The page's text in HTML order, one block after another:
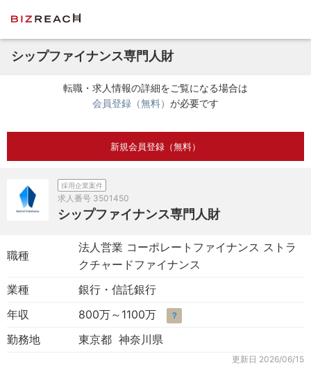
シップファイナンス専門人財
転職・求人情報の詳細をご覧になる場合は
会員登録（無料） が必要です
新規会員登録（無料）
採用企業案件
求人番号 3501450
シップファイナンス専門人財
職種
法人営業 コーポレートファイナンス ストラ
クチャードファイナンス
業種
銀行・信託銀行
年収
800万～1100万 ？
勤務地 東京都 神奈川県
更新日 2026/06/15